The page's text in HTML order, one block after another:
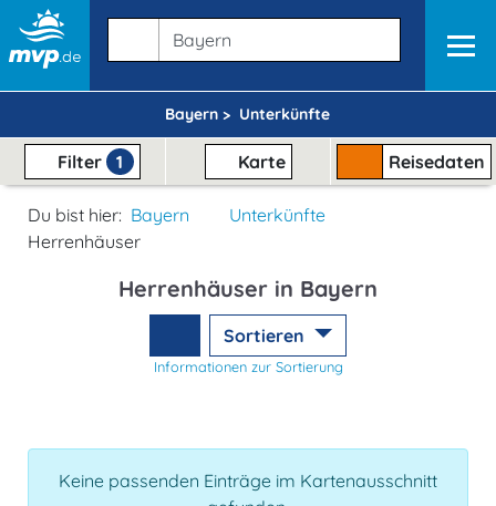
Bayern > Unterkünfte
Filter 1 Karte Reisedaten
Du bist hier: Bayern
Unterkünfte
Herrenhäuser
Herrenhäuser in Bayern
Sortieren
Informationen zur Sortierung
Keine passenden Einträge im Kartenausschnitt